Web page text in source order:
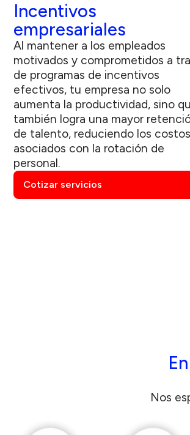
Incentivos
empresariales
Al mantener a los empleados
motivados y comprometidos a
de programas de incentivos
efectivos, tu empresa no solo
aumenta la productividad, sino
también logra una mayor
de talento, reduciendo los costos
asociados con la rotación de
personal.
Cotizar servicios
Nos